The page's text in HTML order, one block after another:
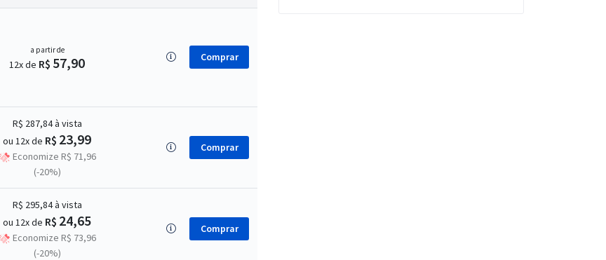
a partir de
12x de R$ 57,90 Comprar
R$ 287,84à vista
ou 12x de R$ 23,99
Economize R$ 71,96
(-20%)
Comprar
R$ 295,84à vista
ou 12x de R$ 24,65
Economize R$ 73,96
(-20%)
Comprar